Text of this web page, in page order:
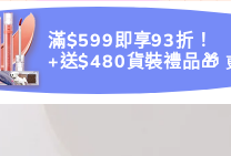
滿$599即享93折！
+送$480貨裝禮品🎁